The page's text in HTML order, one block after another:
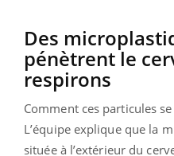
Des
pénètrent le
respirons
Comment ces particules
L’équipe explique que la
située à l’extérieur du